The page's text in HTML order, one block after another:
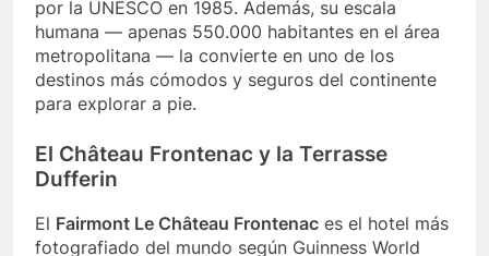
por la UNESCO en 1985. Además, su escala
humana — apenas 550.000 habitantes en el área
metropolitana — la convierte en uno de los
destinos más cómodos y seguros del continente
para explorar a pie.
El Château Frontenac y la Terrasse
Dufferin
El Fairmont Le Château Frontenac es el hotel más
fotografiado del mundo según Guinness World